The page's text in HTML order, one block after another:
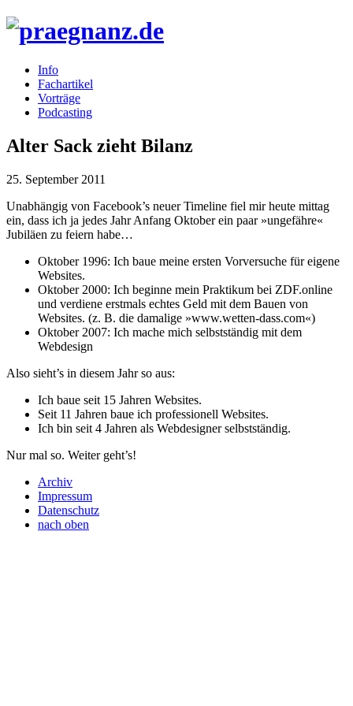
Info
Fachartikel
Vorträge
Podcasting
Alter Sack zieht Bilanz
25. September 2011
Unabhängig von Facebook’s neuer Timeline fiel mir heute mittag
ein, dass ich ja jedes Jahr Anfang Oktober ein paar »ungefähre«
Jubiläen zu feiern habe…
Oktober 1996: Ich baue meine ersten Vorversuche für eigene
Websites.
Oktober 2000: Ich beginne mein Praktikum bei ZDF.online
und verdiene erstmals echtes Geld mit dem Bauen von
Websites. (z. B. die damalige »www.wetten-dass.com«)
Oktober 2007: Ich mache mich selbstständig mit dem
Webdesign
Also sieht’s in diesem Jahr so aus:
Ich baue seit 15 Jahren Websites.
Seit 11 Jahren baue ich professionell Websites.
Ich bin seit 4 Jahren als Webdesigner selbstständig.
Nur mal so. Weiter geht’s!
Archiv
Impressum
Datenschutz
nach oben